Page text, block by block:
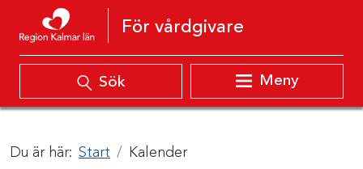
Hoppa till innehåll
För vårdgivare
Sök Meny
Du är här: Start Kalender